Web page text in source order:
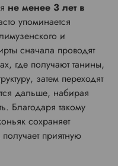
не менее 3 лет в
упоминается
и
сначала проводят
где получают танины,
затем переходят
дальше, набирая
Благодаря такому
сохраняет
приятную